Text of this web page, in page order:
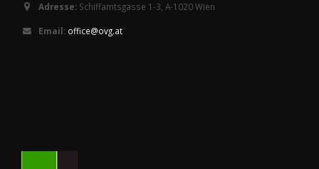
Adresse: Schiffamtsgasse 1-3, A-1020 Wien
Email: office@ovg.at